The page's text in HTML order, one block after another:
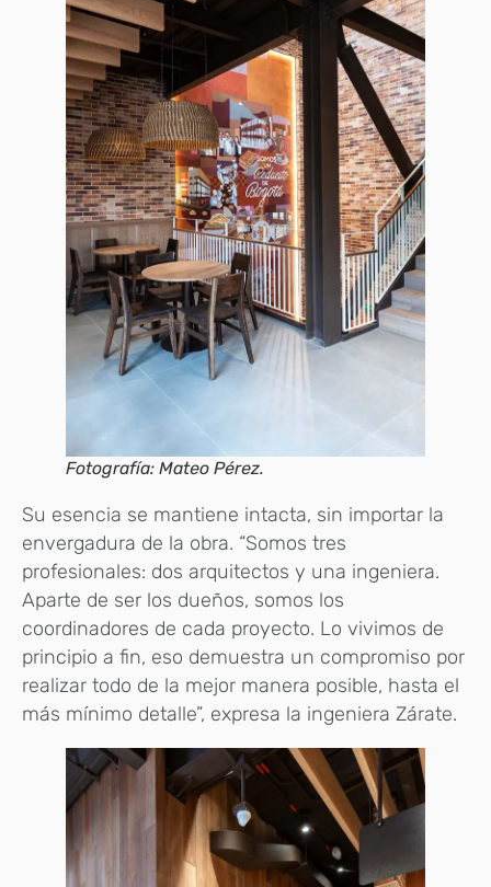
Fotografía: Mateo Pérez.
Su esencia se mantiene intacta, sin importar la
envergadura de la obra. “Somos tres
profesionales: dos arquitectos y una ingeniera.
Aparte de ser los dueños, somos los
coordinadores de cada proyecto. Lo vivimos de
principio a fin, eso demuestra un compromiso por
realizar todo de la mejor manera posible, hasta el
más mínimo detalle”, expresa la ingeniera Zárate.